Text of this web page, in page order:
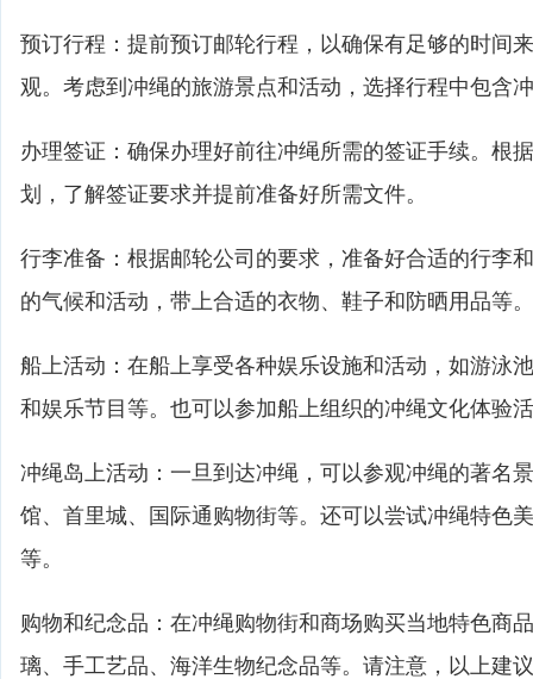
预订行程：提前预订邮轮行程，以确保有足够的时间
观。考虑到冲绳的旅游景点和活动，选择行程中包含
办理签证：确保办理好前往冲绳所需的签证手续。根
划，了解签证要求并提前准备好所需文件。
行李准备：根据邮轮公司的要求，准备好合适的行李
的气候和活动，带上合适的衣物、鞋子和防晒用品等。
船上活动：在船上享受各种娱乐设施和活动，如游泳
和娱乐节目等。也可以参加船上组织的冲绳文化体验
冲绳岛上活动：一旦到达冲绳，可以参观冲绳的著名
馆、首里城、国际通购物街等。还可以尝试冲绳特色
等。
购物和纪念品：在冲绳购物街和商场购买当地特色商
璃、手工艺品、海洋生物纪念品等。请注意，以上建